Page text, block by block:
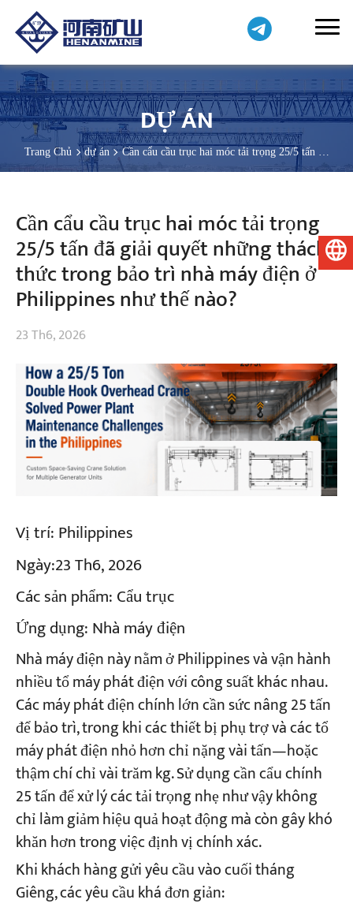
Dự án
Blog
Tin tức
Các ứng dụng
Về chúng tôi
Liên hệ chúng tôi
DỰ ÁN
Trang Chủ dự án
Cần cẩu cầu trục hai móc tải trọng 25/5 tấn đã
giải quyết những thách thức trong bảo trì nhà máy điện ở Philippines
Cần cẩu cầu trục hai móc tải trọng
25/5 tấn đã giải quyết những thách
thức trong bảo trì nhà máy điện ở
Philippines như thế nào?
23 Th6, 2026
Vị trí: Philippines
Ngày:23 Th6, 2026
Các sản phẩm: Cẩu trục
Ứng dụng: Nhà máy điện
Nhà máy điện này nằm ở Philippines và vận hành
nhiều tổ máy phát điện với công suất khác nhau.
Các máy phát điện chính lớn cần sức nâng 25 tấn
để bảo trì, trong khi các thiết bị phụ trợ và các tổ
máy phát điện nhỏ hơn chỉ nặng vài tấn—hoặc
thậm chí chỉ vài trăm kg. Sử dụng cần cẩu chính
25 tấn để xử lý các tải trọng nhẹ như vậy không
chỉ làm giảm hiệu quả hoạt động mà còn gây khó
khăn hơn trong việc định vị chính xác.
Khi khách hàng gửi yêu cầu vào cuối tháng
Giêng, các yêu cầu khá đơn giản:
Tiếng Việt